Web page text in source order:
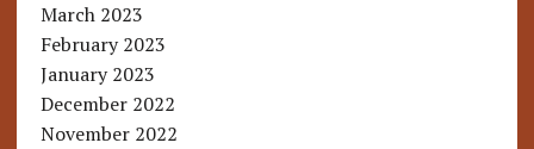
March 2023
February 2023
January 2023
December 2022
November 2022